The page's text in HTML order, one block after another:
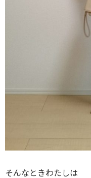
そんなときわたしは